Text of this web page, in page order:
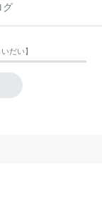
グ
だい】